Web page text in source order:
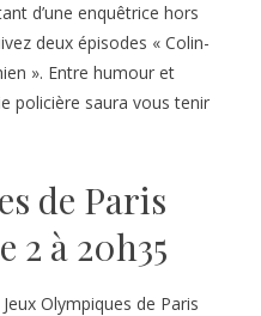
d’une enquêtrice hors
deux épisodes « Colin-
». Entre humour et
policière saura vous tenir
de Paris
2 à 20h35
Olympiques de Paris